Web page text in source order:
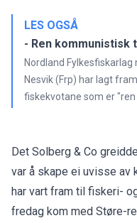
LES OGSÅ
- Ren kommunistisk
Nordland
Nesvik (Frp) har lagt
fiskekvotane som er
Det Solberg & Co
var å skape ei uvisse av
har vart fram til fiskeri-
fredag kom med Støre-